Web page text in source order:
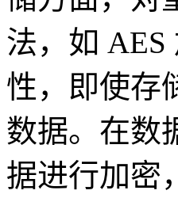
法，如 AES
性，即使存
数据。在数
据进行加密